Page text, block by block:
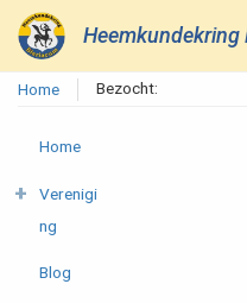
Heemkundekring
Home Bezocht:
Home
Verenigi
ng
Blog